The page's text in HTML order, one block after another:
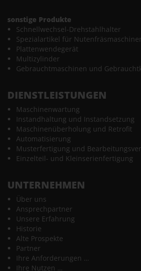
sonstige Produkte
Schnellwechsel-Drehstahlhalter
Spezialartikel für
Plattenwendegerät
Multizylinder
Gebrauchtmaschinen und
DIENSTLEISTUNGEN
Maschinenwartung
Instandhaltung und Instandsetzung
Maschinenüberholung und Retrofit
Automatisierung
Musterfertigung und
Einzelteil- und Kleinserienfertigung
UNTERNEHMEN
Über uns
Ansprechpartner
Unsere Erfahrung
Historie
Alte Prospekte
Partner
Ihre Anforderungen …
Ihre Nutzen …